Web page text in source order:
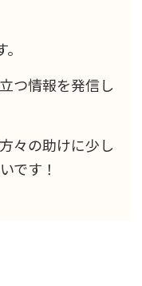
つ情報を発信し
々の助けに少し
です！